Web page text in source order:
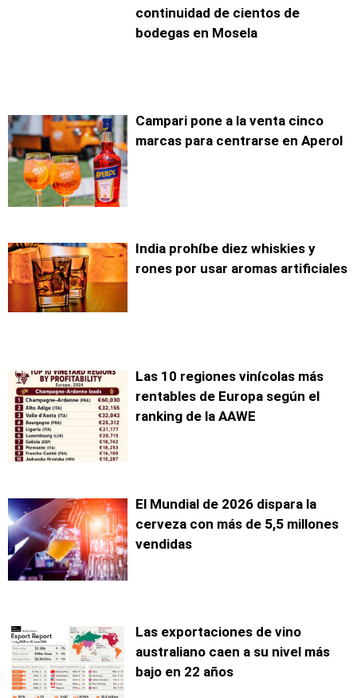
continuidad de cientos de
bodegas en Mosela
Campari pone a la venta cinco
marcas para centrarse en Aperol
India prohíbe diez whiskies y
rones por usar aromas artificiales
Las 10 regiones vinícolas más
rentables de Europa según el
ranking de la AAWE
El Mundial de 2026 dispara la
cerveza con más de 5,5 millones
vendidas
Las exportaciones de vino
australiano caen a su nivel más
bajo en 22 años